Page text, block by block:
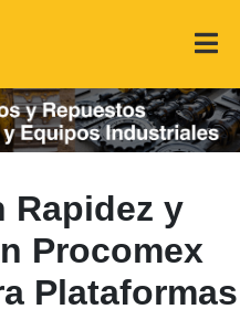
Rapidez y
Procomex
Plataformas